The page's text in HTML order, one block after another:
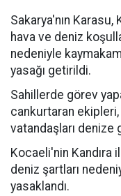
Sakarya'nın
hava ve deniz
nedeniyle
yasağı getirildi.
Sahillerde görev
cankurtaran ekipleri,
vatandaşları denize
Kocaeli'nin
deniz şartları
yasaklandı.